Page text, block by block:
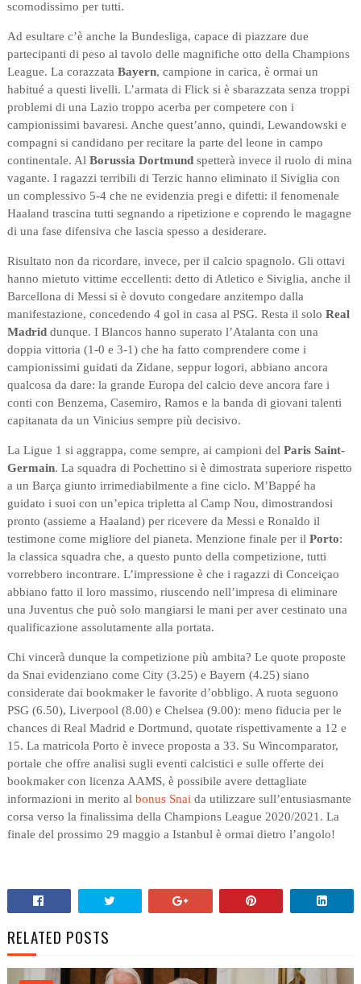
scomodissimo per tutti.
Ad esultare c’è anche la Bundesliga, capace di piazzare due
partecipanti di peso al tavolo delle magnifiche otto della Champions
League. La corazzata Bayern, campione in carica, è ormai un
habitué a questi livelli. L’armata di Flick si è sbarazzata senza troppi
problemi di una Lazio troppo acerba per competere con i
campionissimi bavaresi. Anche quest’anno, quindi, Lewandowski e
compagni si candidano per recitare la parte del leone in campo
continentale. Al Borussia Dortmundspetterà invece il ruolo di mina
vagante. I ragazzi terribili di Terzic hanno eliminato il Siviglia con
un complessivo 5-4 che ne evidenzia pregi e difetti: il fenomenale
Haaland trascina tutti segnando a ripetizione e coprendo le magagne
di una fase difensiva che lascia spesso a desiderare.
Risultato non da ricordare, invece, per il calcio spagnolo. Gli ottavi
hanno mietuto vittime eccellenti: detto di Atletico e Siviglia, anche il
Barcellona di Messi si è dovuto congedare anzitempo dalla
manifestazione, concedendo 4 gol in casa al PSG. Resta il solo Real
Madriddunque. I Blancos hanno superato l’Atalanta con una
doppia vittoria (1-0 e 3-1) che ha fatto comprendere come i
campionissimi guidati da Zidane, seppur logori, abbiano ancora
qualcosa da dare: la grande Europa del calcio deve ancora fare i
conti con Benzema, Casemiro, Ramos e la banda di giovani talenti
capitanata da un Vinicius sempre più decisivo.
La Ligue 1 si aggrappa, come sempre, ai campioni del Paris Saint-
Germain. La squadra di Pochettino si è dimostrata superiore rispetto
a un Barça giunto irrimediabilmente a fine ciclo. M’Bappé ha
guidato i suoi con un’epica tripletta al Camp Nou, dimostrandosi
pronto (assieme a Haaland) per ricevere da Messi e Ronaldo il
testimone come migliore del pianeta. Menzione finale per il Porto:
la classica squadra che, a questo punto della competizione, tutti
vorrebbero incontrare. L’impressione è che i ragazzi di Conceiçao
abbiano fatto il loro massimo, riuscendo nell’impresa di eliminare
una Juventus che può solo mangiarsi le mani per aver cestinato una
qualificazione assolutamente alla portata.
Chi vincerà dunque la competizione più ambita? Le quote proposte
da Snai evidenziano come City (3.25) e Bayern (4.25) siano
considerate dai bookmaker le favorite d’obbligo. A ruota seguono
PSG (6.50), Liverpool (8.00) e Chelsea (9.00): meno fiducia per le
chances di Real Madrid e Dortmund, quotate rispettivamente a 12 e
15. La matricola Porto è invece proposta a 33. Su Wincomparator,
portale che offre analisi sugli eventi calcistici e sulle offerte dei
bookmaker con licenza AAMS, è possibile avere dettagliate
informazioni in merito al bonus Snaida utilizzare sull’entusiasmante
corsa verso la finalissima della Champions League 2020/2021. La
finale del prossimo 29 maggio a Istanbul è ormai dietro l’angolo!
RELATED POSTS